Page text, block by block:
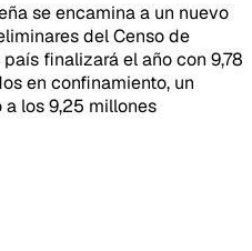
se encamina a un nuevo
del Censo de
finalizará el año con 9,78
en confinamiento, un
los 9,25 millones